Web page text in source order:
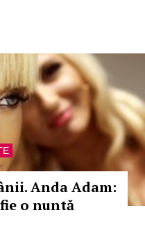
Anda Adam:
o nuntă